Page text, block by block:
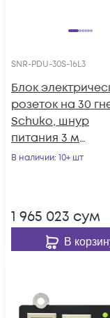
SNR-PDU-30S-16L3
Блок
розеток на 30
Schuko, шнур
питания 3 м
5x2,5мм2 с вилкой
В наличии: 10+ шт
1 965 023 сум
В